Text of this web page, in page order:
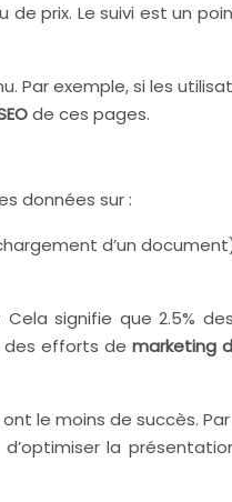
prix. Le suivi est un
Par exemple, si les
de ces pages.
données sur :
d’un
signifie que 2.5%
des efforts demarketing
le moins de succès.
la